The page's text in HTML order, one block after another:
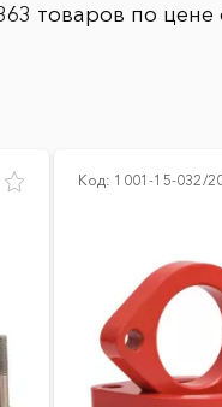
товаров по цене
Код: 1001-15-032/